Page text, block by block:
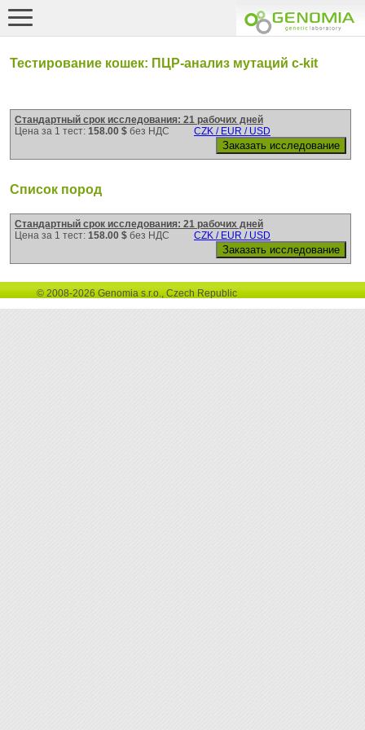
Тестирование кошек: ПЦР-анализ мутаций c-kit
Стандартный срок исследования: 21 рабочих дней
Цена за 1 тест: 158.00 $ без НДС CZK / EUR / USD
Список пород
Стандартный срок исследования: 21 рабочих дней
Цена за 1 тест: 158.00 $ без НДС CZK / EUR / USD
© 2008-2026 Genomia s.r.o., Czech Republic